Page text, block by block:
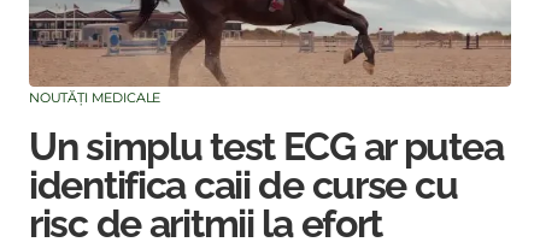
NOUTĂȚI MEDICALE
Un simplu test ECG ar putea
identifica caii de curse cu
risc de aritmii la efort